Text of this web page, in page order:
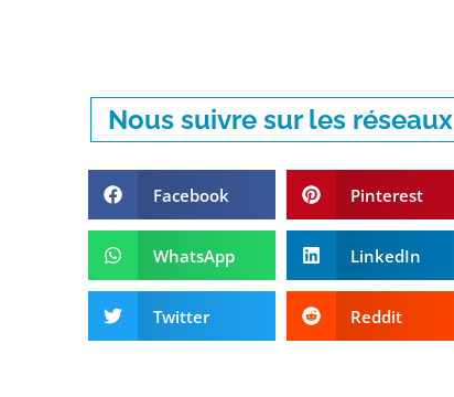
Nous suivre sur les réseaux
Facebook Pinterest
WhatsApp LinkedIn
Twitter Reddit